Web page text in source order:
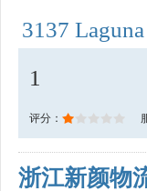
3137
1
评分：
浙江新颜物